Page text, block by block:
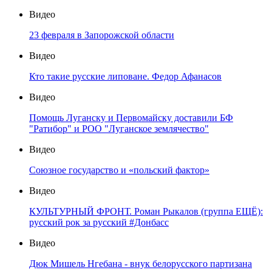
Видео
23 февраля в Запорожской области
Видео
Кто такие русские липоване. Федор Афанасов
Видео
Помощь Луганску и Первомайску доставили БФ
"Ратибор" и РОО "Луганское землячество"
Видео
Союзное государство и «польский фактор»
Видео
КУЛЬТУРНЫЙ ФРОНТ. Роман Рыкалов (группа ЕЩЁ):
русский рок за русский #Донбасс
Видео
Дюк Мишель Нгебана - внук белорусского партизана